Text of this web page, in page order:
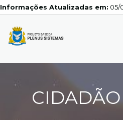
Atualizadas em: 05/